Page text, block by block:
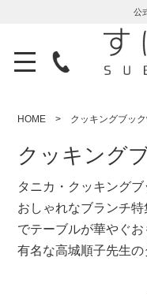
公
HOME クッキングブッ
クッキング
タニカ・クッキングブ
おしゃれなブランチ
でテーブルが華やぐ
有名な高城順子先生の